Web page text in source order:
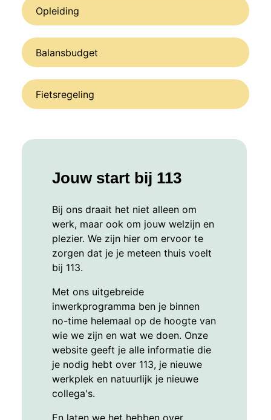
Opleiding
Balansbudget
Fietsregeling
Jouw start bij 113
Bij ons draait het niet alleen om
werk, maar ook om jouw welzijn en
plezier. We zijn hier om ervoor te
zorgen dat je je meteen thuis voelt
bij 113.
Met ons uitgebreide
inwerkprogramma ben je binnen
no-time helemaal op de hoogte van
wie we zijn en wat we doen. Onze
website geeft je alle informatie die
je nodig hebt over 113, je nieuwe
werkplek en natuurlijk je nieuwe
collega's.